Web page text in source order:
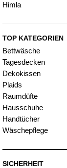
Himla
TOP KATEGORIEN
Bettwäsche
Tagesdecken
Dekokissen
Plaids
Raumdüfte
Hausschuhe
Handtücher
Wäschepflege
SICHERHEIT